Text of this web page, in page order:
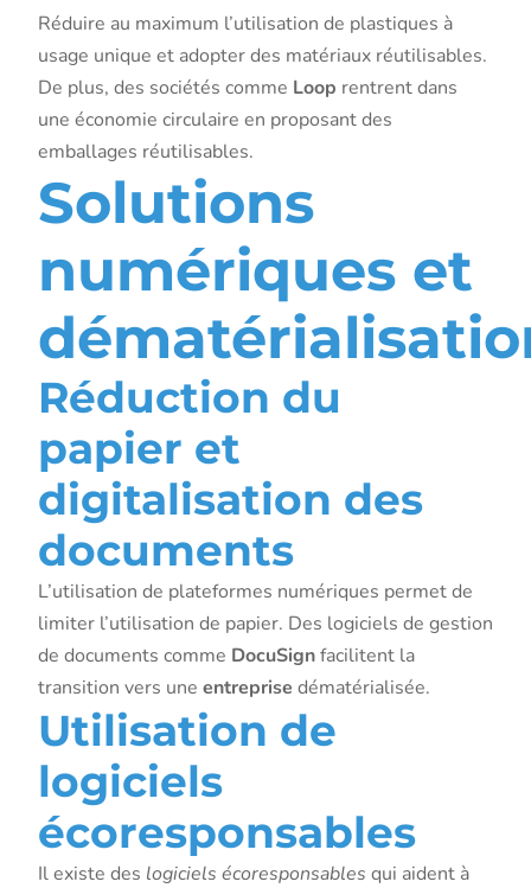
Réduire au maximum l’utilisation de plastiques à
usage unique et adopter des matériaux réutilisables.
De plus, des sociétés comme Loop rentrent dans
une économie circulaire en proposant des
emballages réutilisables.
Solutions
numériques et
Réduction du
papier et
digitalisation des
documents
L’utilisation de plateformes numériques permet de
limiter l’utilisation de papier. Des logiciels de gestion
de documents comme DocuSignfacilitent la
transition vers une entreprise dématérialisée.
Utilisation de
logiciels
écoresponsables
Il existe des logiciels écoresponsables qui aident à